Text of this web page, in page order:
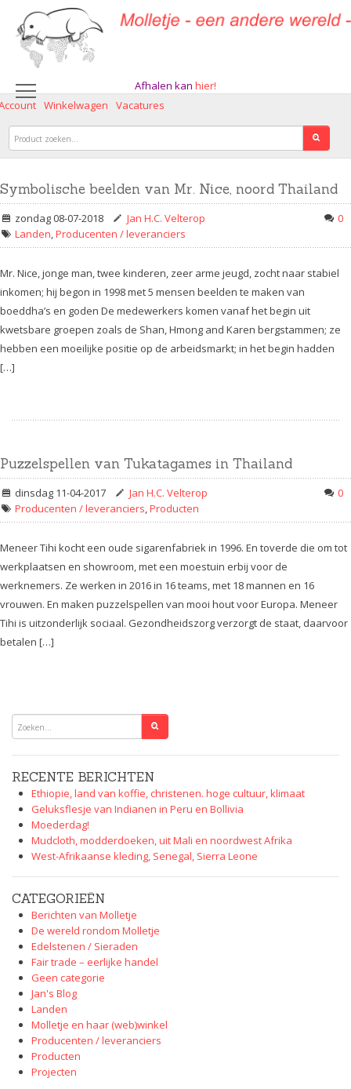
Afhalen kan hier!
Winkelwagen Vacatures
Symbolische beelden van Mr. Nice, noord Thailand
0
zondag 08-07-2018
Jan H.C. Velterop
Landen,Producenten / leveranciers
Mr. Nice, jonge man, twee kinderen, zeer arme jeugd, zocht naar stabiel
inkomen; hij begon in 1998 met 5 mensen beelden te maken van
boeddha’s en goden De medewerkers komen vanaf het begin uit
kwetsbare groepen zoals de Shan, Hmong and Karen bergstammen; ze
hebben een moeilijke positie op de arbeidsmarkt; in het begin hadden
[…]
Puzzelspellen van Tukatagames in Thailand
0
dinsdag 11-04-2017
Jan H.C. Velterop
Producenten / leveranciers,Producten
Meneer Tihi kocht een oude sigarenfabriek in 1996. En toverde die om tot
werkplaatsen en showroom, met een moestuin erbij voor de
werknemers. Ze werken in 2016 in 16 teams, met 18 mannen en 16
vrouwen. En maken puzzelspellen van mooi hout voor Europa. Meneer
Tihi is uitzonderlijk sociaal. Gezondheidszorg verzorgt de staat, daarvoor
betalen […]
RECENTE BERICHTEN
Ethiopie, land van koffie, christenen. hoge cultuur, klimaat
Geluksflesje van Indianen in Peru en Bollivia
Moederdag!
Mudcloth, modderdoeken, uit Mali en noordwest Afrika
West-Afrikaanse kleding, Senegal, Sierra Leone
CATEGORIEËN
Berichten van Molletje
De wereld rondom Molletje
Edelstenen / Sieraden
Fair trade – eerlijke handel
Geen categorie
Jan's Blog
Landen
Molletje en haar (web)winkel
Producenten / leveranciers
Producten
Projecten